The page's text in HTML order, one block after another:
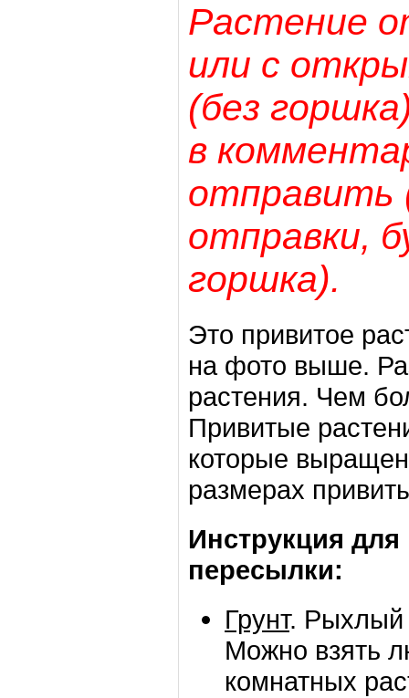
Растение
или с
(без
в
отправить
отправки,
горшка).
Это привитое
на фото выше.
растения. Чем
Привитые
которые
размерах
Инструкция
пересылки:
Грунт. Рыхлый
Можно взять
комнатных